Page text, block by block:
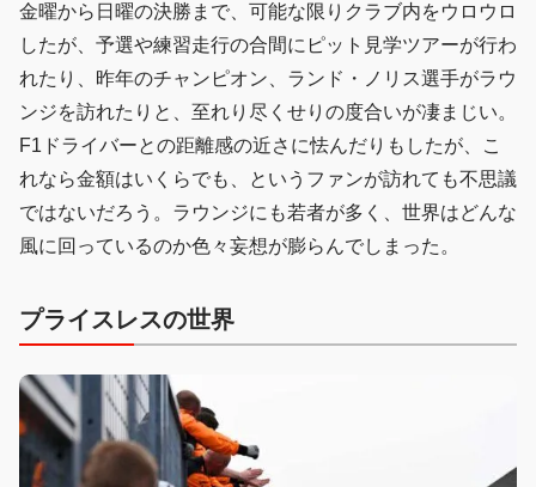
金曜から日曜の決勝まで、可能な限りクラブ内をウロウロ
したが、予選や練習走行の合間にピット見学ツアーが行わ
れたり、昨年のチャンピオン、ランド・ノリス選手がラウ
ンジを訪れたりと、至れり尽くせりの度合いが凄まじい。
F1ドライバーとの距離感の近さに怯んだりもしたが、こ
れなら金額はいくらでも、というファンが訪れても不思議
ではないだろう。ラウンジにも若者が多く、世界はどんな
風に回っているのか色々妄想が膨らんでしまった。
プライスレスの世界